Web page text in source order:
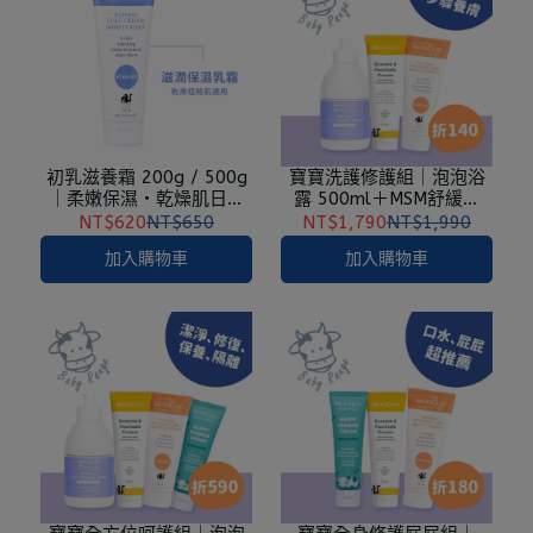
初乳滋養霜 200g / 500g
｜柔嫩保濕・乾燥肌日常
保養
NT$620NT$650
加入購物車
寶寶洗護修護組｜泡泡浴
露 500ml＋MSM舒緩霜
200g＋柔舒/接骨木修復霜
120g 任選
NT$1,790NT$1,990
加入購物車